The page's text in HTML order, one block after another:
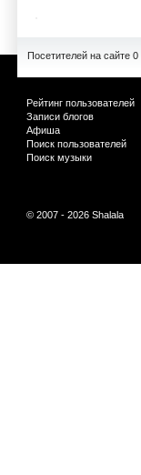
Посетителей на сайте 0
Рейтинг пользователей
Записи блогов
Афиша
Поиск пользователей
Поиск музыки
© 2007 - 2026 Shalala